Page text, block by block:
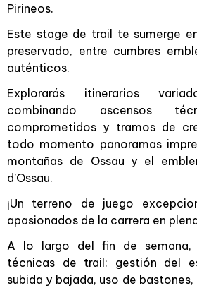
Pirineos.
Este stage de trail te sumerge
preservado, entre cumbres
auténticos.
Explorarás itinerarios
combinando ascensos
comprometidos y tramos de
todo momento panoramas
montañas de Ossau y el
d’Ossau.
¡Un terreno de juego
apasionados de la carrera en
A lo largo del fin de semana,
técnicas de trail: gestión del
subida y bajada, uso de